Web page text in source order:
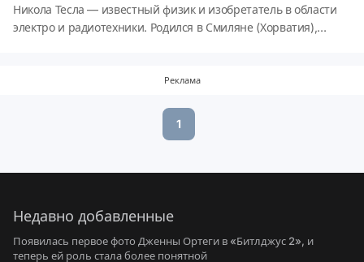
Никола Тесла — известный физик и изобретатель в области
электро и радиотехники. Родился в Смиляне (Хорватия),
(Австрия), изучая физику и математику.
Реклама
1
Недавно добавленные
Появилась первое фото Дженны Ортеги в «Битлджус 2», и
теперь ей роль стала более понятной